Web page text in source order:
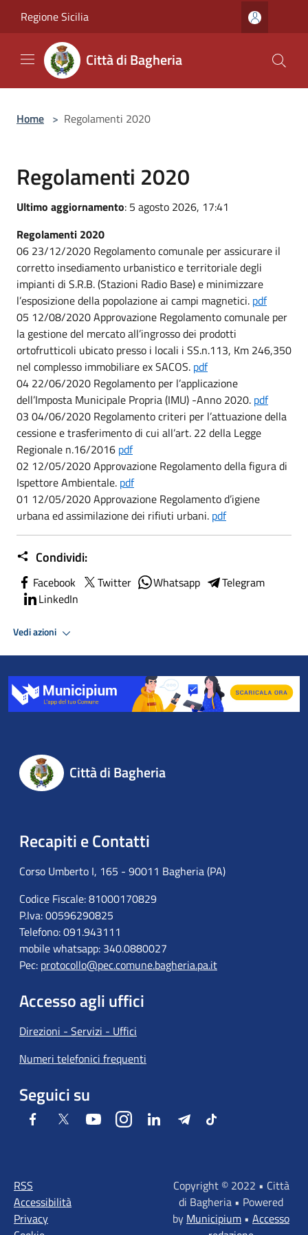
Regione Sicilia
Città di Bagheria
Home > Regolamenti 2020
Regolamenti 2020
Ultimo aggiornamento: 5 agosto 2026, 17:41
Regolamenti 2020
06 23/12/2020 Regolamento comunale per assicurare il
corretto insediamento urbanistico e territoriale degli
impianti di S.R.B. (Stazioni Radio Base) e minimizzare
l’esposizione della popolazione ai campi magnetici. pdf
05 12/08/2020 Approvazione Regolamento comunale per
la gestione del mercato all’ingrosso dei prodotti
ortofrutticoli ubicato presso i locali i SS.n.113, Km 246,350
nel complesso immobiliare ex SACOS. pdf
04 22/06/2020 Regolamento per l’applicazione
dell’Imposta Municipale Propria (IMU) -Anno 2020. pdf
03 04/06/2020 Regolamento criteri per l’attuazione della
cessione e trasferimento di cui all’art. 22 della Legge
Regionale n.16/2016 pdf
02 12/05/2020 Approvazione Regolamento della figura di
Ispettore Ambientale. pdf
01 12/05/2020 Approvazione Regolamento d’igiene
urbana ed assimilazione dei rifiuti urbani. pdf
Condividi:
Facebook Twitter Whatsapp
Telegram
LinkedIn
Vedi azioni
Città di Bagheria
Recapiti e Contatti
Corso Umberto I, 165 - 90011 Bagheria (PA)
Codice Fiscale: 81000170829
P.Iva: 00596290825
Telefono: 091.943111
mobile whatsapp: 340.0880027
Pec: protocollo@pec.comune.bagheria.pa.it
Accesso agli uffici
Direzioni - Servizi - Uffici
Numeri telefonici frequenti
Seguici su
Facebook Twitter YoutubeInstagramLinkedIn TelegramTiktok
RSS
Accessibilità
Privacy
Copyright © 2022 • Città
di Bagheria • Powered
by Municipium • Accesso